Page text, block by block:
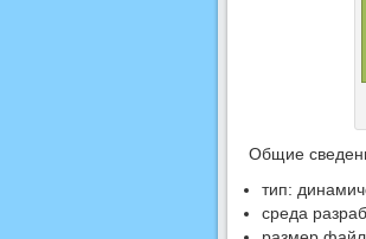
Общие
тип:
среда